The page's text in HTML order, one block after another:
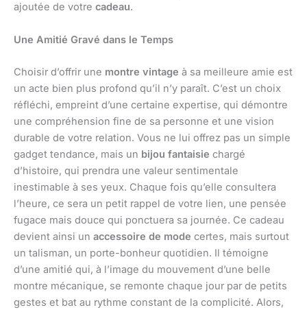
ajoutée de votre cadeau.
Une Amitié Gravé dans le Temps
Choisir d’offrir une montre vintage à sa meilleure amie est
un acte bien plus profond qu’il n’y paraît. C’est un choix
réfléchi, empreint d’une certaine expertise, qui démontre
une compréhension fine de sa personne et une vision
durable de votre relation. Vous ne lui offrez pas un simple
gadget tendance, mais un bijou fantaisie chargé
d’histoire, qui prendra une valeur sentimentale
inestimable à ses yeux. Chaque fois qu’elle consultera
l’heure, ce sera un petit rappel de votre lien, une pensée
fugace mais douce qui ponctuera sa journée. Ce cadeau
devient ainsi un accessoire de mode certes, mais surtout
un talisman, un porte-bonheur quotidien. Il témoigne
d’une amitié qui, à l’image du mouvement d’une belle
montre mécanique, se remonte chaque jour par de petits
gestes et bat au rythme constant de la complicité. Alors,